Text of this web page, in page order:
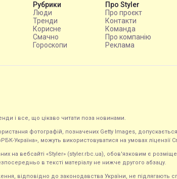
Рубрики
Люди
Тренди
Корисне
Смачно
Гороскопи
Про Styler
Про проєкт
Контакти
Команда
Про компанію
Реклама
і все, що цікаво читати поза новинами.
фотографій, позначених Getty Images,
Україна», можуть використовуватися на умовах
на вебсайті «Styler» (styler.rbc.ua), обов'язковим є
в тексті матеріалу не нижче другого абзацу.
відповідно до законодавства України, не